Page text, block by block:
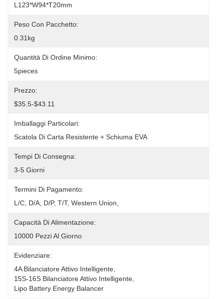
L123*W94*T20mm
Peso Con Pacchetto:
0.31kg
Quantità Di Ordine Minimo:
5pieces
Prezzo:
$35.5-$43.11
Imballaggi Particolari:
Scatola Di Carta Resistente + Schiuma EVA
Tempi Di Consegna:
3-5 Giorni
Termini Di Pagamento:
L/C, D/A, D/P, T/T, Western Union,
Capacità Di Alimentazione:
10000 Pezzi Al Giorno
Evidenziare:
4A Bilanciatore Attivo Intelligente
15S-16S Bilanciatore Attivo Intelligente
Lipo Battery Energy Balancer